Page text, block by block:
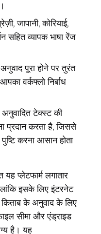
जापानी, कोरियाई,
सहित व्यापक भाषा रेंज
अनुवाद पूरा होने पर तुरंत
वर्कफ्लो निर्बाध
टेक्स्ट की
प्रदान करता है, जिससे
करना आसान होता
प्लेटफार्म लगातार
इसके लिए इंटरनेट
के अनुवाद के लिए
सीमा और एंड्राइड
है। यह